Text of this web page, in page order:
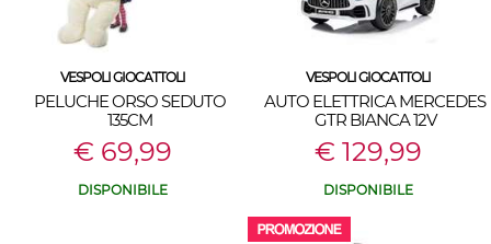
VESPOLI GIOCATTOLI
PELUCHE ORSO SEDUTO
135CM
€ 69,99
DISPONIBILE
VESPOLI GIOCATTOLI
AUTO ELETTRICA MERCEDES
GTR BIANCA 12V
€ 129,99
DISPONIBILE